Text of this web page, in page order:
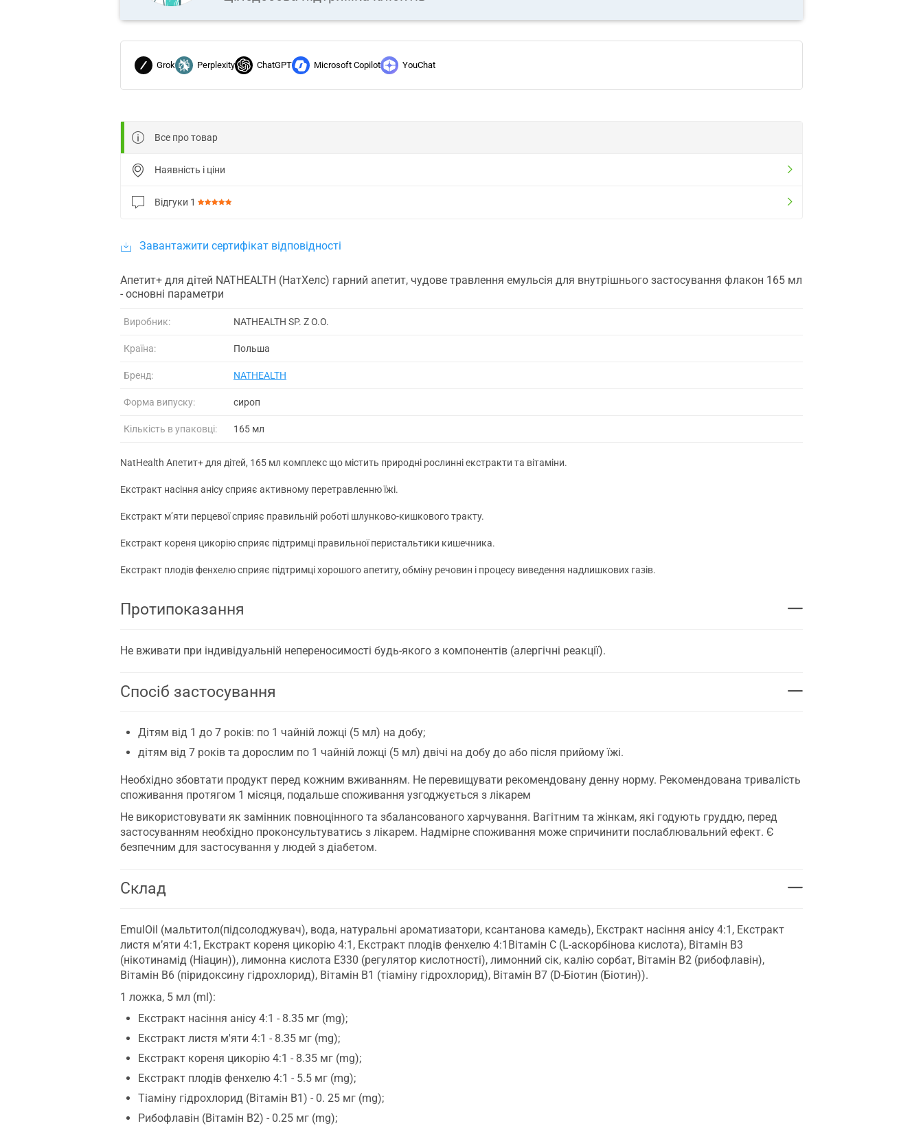
Grok Perplexity ChatGPT Microsoft Copilot YouChat
Все про товар
Наявність і ціни
Відгуки 1
Завантажити сертифікат відповідності
Апетит+ для дітей NATHEALTH (НатХелс) гарний апетит, чудове травлення емульсія для внутрішнього застосування флакон 165 мл
- основні параметри
Виробник: NATHEALTH SP. Z O.O.
Країна: Польша
Бренд: NATHEALTH
Форма випуску: сироп
Кількість в упаковці: 165 мл
NatHealth Апетит+ для дітей, 165 мл комплекс що містить природні рослинні екстракти та вітаміни.
Екстракт насіння анісу сприяє активному перетравленню їжі.
Екстракт м’яти перцевої сприяє правильній роботі шлунково-кишкового тракту.
Екстракт кореня цикорію сприяє підтримці правильної перистальтики кишечника.
Екстракт плодів фенхелю сприяє підтримці хорошого апетиту, обміну речовин і процесу виведення надлишкових газів.
Протипоказання
Не вживати при індивідуальній непереносимості будь-якого з компонентів (алергічні реакції).
Спосіб застосування
Дітям від 1 до 7 років: по 1 чайній ложці (5 мл) на добу;
дітям від 7 років та дорослим по 1 чайній ложці (5 мл) двічі на добу до або після прийому їжі.
Необхідно збовтати продукт перед кожним вживанням. Не перевищувати рекомендовану денну норму. Рекомендована тривалість
споживання протягом 1 місяця, подальше споживання узгоджується з лікарем
Не використовувати як замінник повноцінного та збалансованого харчування. Вагітним та жінкам, які годують груддю, перед
застосуванням необхідно проконсультуватись з лікарем. Надмірне споживання може спричинити послаблювальний ефект. Є
безпечним для застосування у людей з діабетом.
Склад
EmulOil (мальтитол(підсолоджувач), вода, натуральні ароматизатори, ксантанова камедь), Екстракт насіння анісу 4:1, Екстракт
листя м’яти 4:1, Екстракт кореня цикорію 4:1, Екстракт плодів фенхелю 4:1Вітамін С (L-аскорбінова кислота), Вітамін B3
(нікотинамід (Ніацин)), лимонна кислота E330 (регулятор кислотності), лимонний сік, калію сорбат, Вітамін В2 (рибофлавін),
Вітамін B6 (піридоксину гідрохлорид), Вітамін B1 (тіаміну гідрохлорид), Вітамін В7 (D-Біотин (Біотин)).
1 ложка, 5 мл (ml):
Екстракт насіння анісу 4:1 - 8.35 мг (mg);
Екстракт листя м'яти 4:1 - 8.35 мг (mg);
Екстракт кореня цикорію 4:1 - 8.35 мг (mg);
Екстракт плодів фенхелю 4:1 - 5.5 мг (mg);
Тіаміну гідрохлорид (Вітамін В1) - 0. 25 мг (mg);
Рибофлавін (Вітамін В2) - 0.25 мг (mg);